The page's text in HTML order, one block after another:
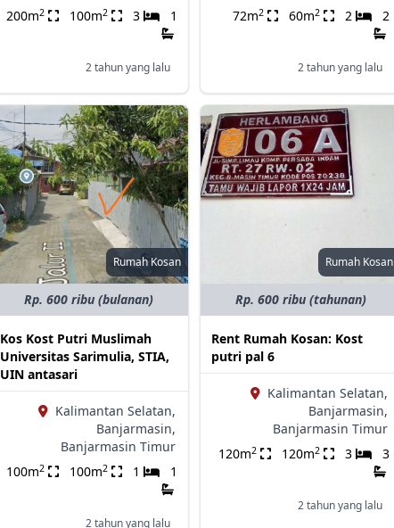
200m2 100m2 3 1
2 tahun yang lalu
72m2 60m2 2 2
2 tahun yang lalu
Rumah Kosan
Rp. 600 ribu (bulanan)
Kos Kost Putri Muslimah
Universitas Sarimulia, STIA,
UIN antasari
Kalimantan Selatan,
Banjarmasin,
Banjarmasin Timur
100m2 100m2 1 1
2 tahun yang lalu
Rumah Kosan
Rp. 600 ribu (tahunan)
Rent Rumah Kosan: Kost
putri pal 6
Kalimantan Selatan,
Banjarmasin,
Banjarmasin Timur
120m2 120m2 3 3
2 tahun yang lalu